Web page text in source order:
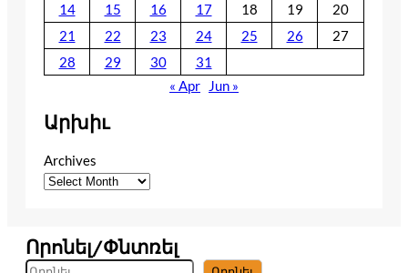
14
15 16 17 18 19
20
21
22 23 24 25 26
27
28
29 30
31
« Apr
Jun »
Արխիւ
Archives
Որոնել/Փնտռել
S